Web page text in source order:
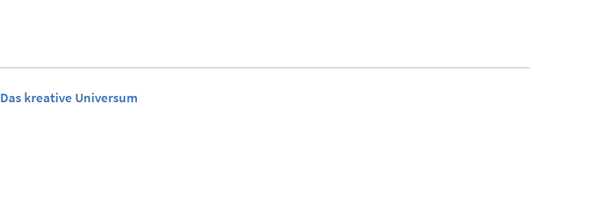
Das kreative Universum